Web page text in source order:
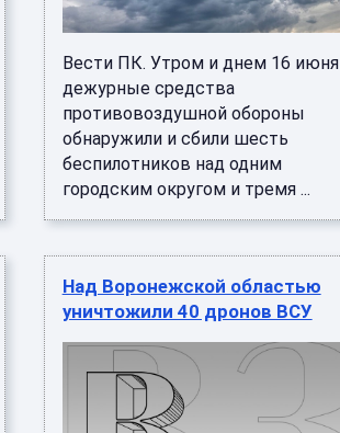
Вести ПК. Утром и днем 16 июня
дежурные средства
противовоздушной обороны
обнаружили и сбили шесть
беспилотников над одним
городским округом и тремя ...
Над Воронежской областью
уничтожили 40 дронов ВСУ